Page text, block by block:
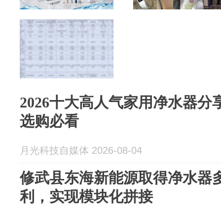
2026十大高人气家用净水器分
选购必看
月光科技自媒体 2026-08-04
修武县东海新能源取得净水器
利，实现模块化拼接